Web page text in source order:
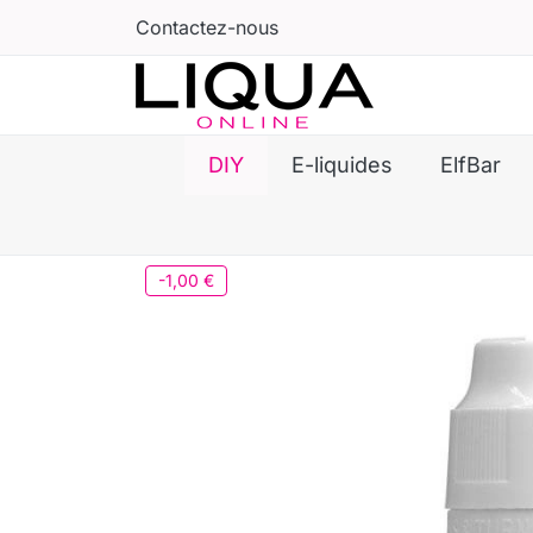
Contactez-nous
DIY E-liquides ElfBar
-1,00 €